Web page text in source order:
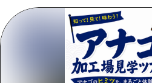
特集
特集一覧
モデルコース